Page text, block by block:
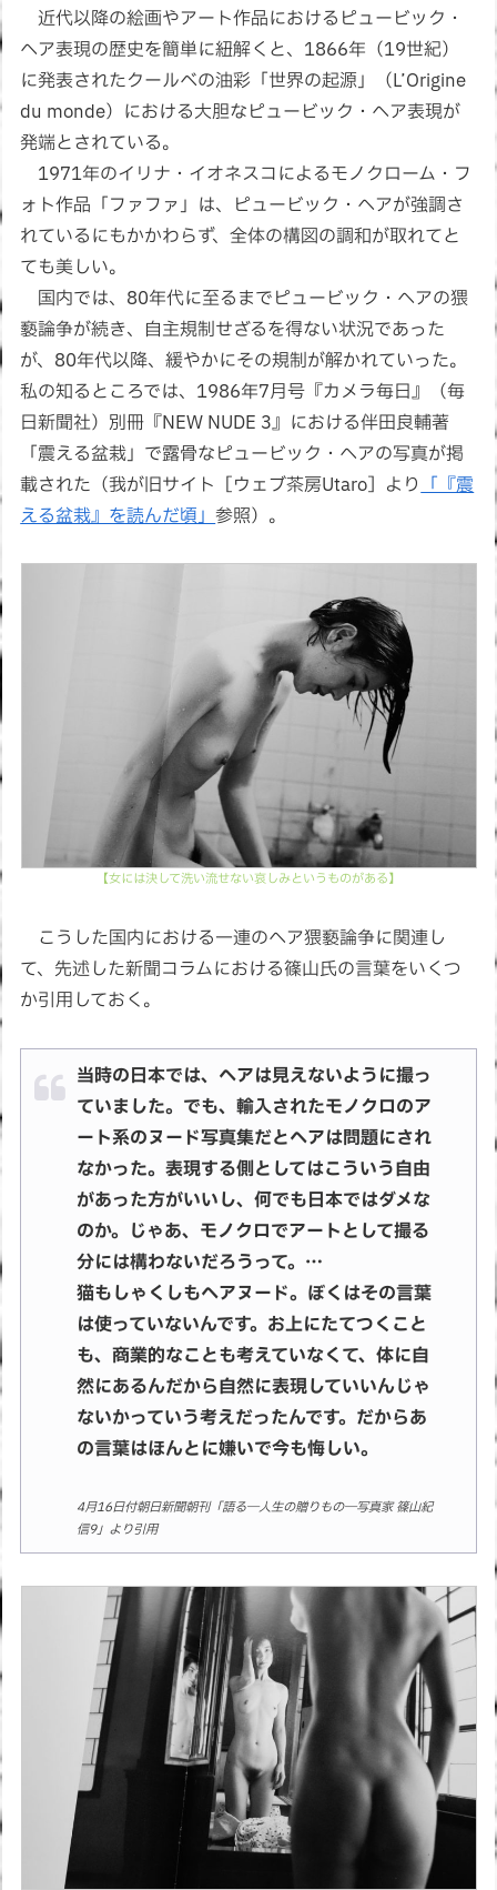
近代以降の絵画やアート作品におけるピュービック・
ヘア表現の歴史を簡単に紐解くと、1866年（19世紀）
に発表されたクールベの油彩「世界の起源」（L’Origine
du monde）における大胆なピュービック・ヘア表現が
発端とされている。
1971年のイリナ・イオネスコによるモノクローム・フ
ォト作品「ファファ」は、ピュービック・ヘアが強調さ
れているにもかかわらず、全体の構図の調和が取れてと
ても美しい。
国内では、80年代に至るまでピュービック・ヘアの猥
褻論争が続き、自主規制せざるを得ない状況であった
が、80年代以降、緩やかにその規制が解かれていった。
私の知るところでは、1986年7月号『カメラ毎日』（毎
日新聞社）別冊『NEW NUDE 3』における伴田良輔著
「震える盆栽」で露骨なピュービック・ヘアの写真が掲
載された（我が旧サイト［ウェブ茶房Utaro］より 「『震
える盆栽』を読んだ頃」参照）。
【女には決して洗い流せない哀しみというものがある】
こうした国内における一連のヘア猥褻論争に関連し
て、先述した新聞コラムにおける篠山氏の言葉をいくつ
か引用しておく。
当時の日本では、ヘアは見えないように撮っ
ていました。でも、輸入されたモノクロのア
ート系のヌード写真集だとヘアは問題にされ
なかった。表現する側としてはこういう自由
があった方がいいし、何でも日本ではダメな
のか。じゃあ、モノクロでアートとして撮る
分には構わないだろうって。…
猫もしゃくしもヘアヌード。ぼくはその言葉
は使っていないんです。お上にたてつくこと
も、商業的なことも考えていなくて、体に自
然にあるんだから自然に表現していいんじゃ
ないかっていう考えだったんです。だからあ
の言葉はほんとに嫌いで今も悔しい。
4月16日付朝日新聞朝刊「語る―人生の贈りもの―写真家 篠山紀
信9」より引用